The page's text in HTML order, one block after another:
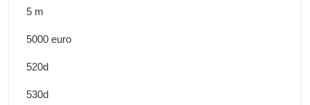
5 m
5000 euro
520d
530d